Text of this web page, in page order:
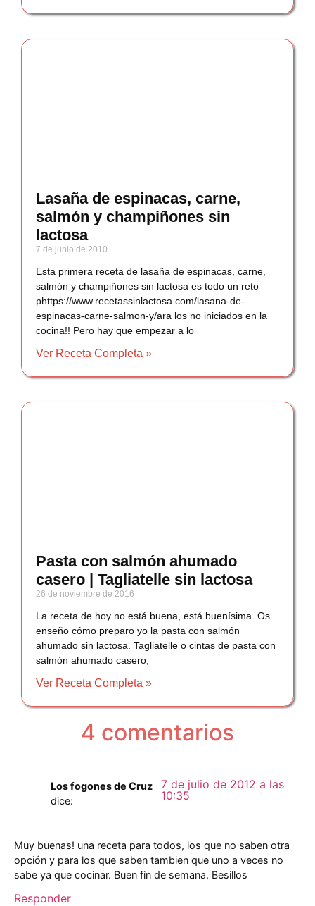
Lasaña de espinacas, carne,
salmón y champiñones sin
lactosa
7 de junio de 2010
Esta primera receta de lasaña de espinacas, carne,
salmón y champiñones sin lactosa es todo un reto
phttps://www.recetassinlactosa.com/lasana-de-
espinacas-carne-salmon-y/ara los no iniciados en la
cocina!! Pero hay que empezar a lo
Ver Receta Completa »
Pasta con salmón ahumado
casero | Tagliatelle sin lactosa
26 de noviembre de 2016
La receta de hoy no está buena, está buenísima. Os
enseño cómo preparo yo la pasta con salmón
ahumado sin lactosa. Tagliatelle o cintas de pasta con
salmón ahumado casero,
Ver Receta Completa »
4 comentarios
Los fogones de Cruz
dice:
7 de julio de 2012 a las
10:35
Muy buenas! una receta para todos, los que no saben otra
opción y para los que saben tambien que uno a veces no
sabe ya que cocinar. Buen fin de semana. Besillos
Responder